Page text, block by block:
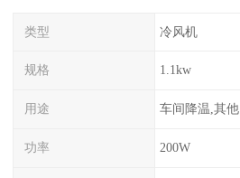
类型 冷风机
规格 1.1kw
用途 车间降温,其他
功率 200W